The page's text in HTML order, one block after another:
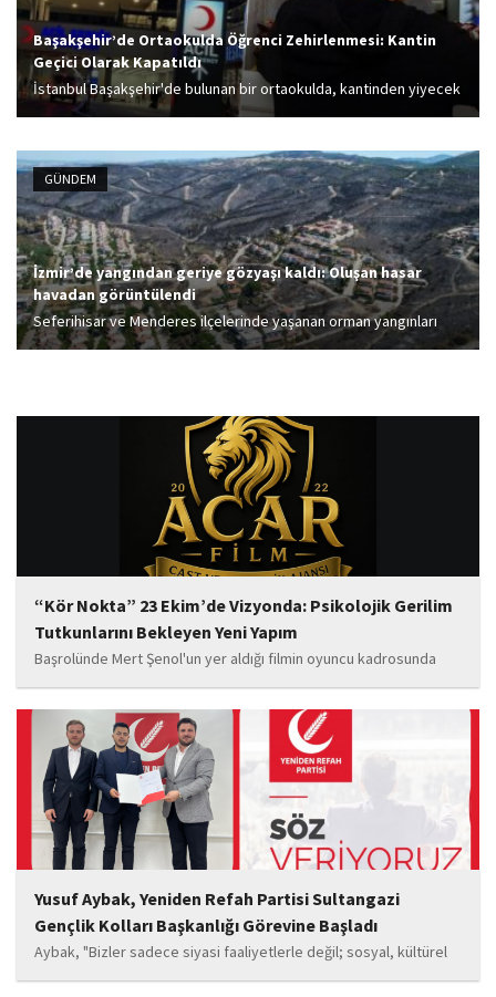
Başakşehir’de Ortaokulda Öğrenci Zehirlenmesi: Kantin
Geçici Olarak Kapatıldı
İstanbul Başakşehir'de bulunan bir ortaokulda, kantinden yiyecek
ve içecek alan yaklaşık 30 öğrenci zehirlenme şüphesiyle
ve baş dönmesi şikayetleri yaşayan çocukların tedavileri
sürerken,...
GÜNDEM
İzmir’de yangından geriye gözyaşı kaldı: Oluşan hasar
havadan görüntülendi
Seferihisar ve Menderes ilçelerinde yaşanan orman yangınları
sonrası oluşan hasar, havadan çekilen fotoğraflarla net bir şekilde
“Kör Nokta” 23 Ekim’de Vizyonda: Psikolojik Gerilim
Tutkunlarını Bekleyen Yeni Yapım
Başrolünde Mert Şenol'un yer aldığı filmin oyuncu kadrosunda
Esma Kıyanç, Ayşe Aktaş, Berna Kıyanç, Gökay Alpaslan Şahin,
Sema Yaldıran, Sıla Altıntaş, İsmail Akkoç, Celal Acar ve çocuk
oyuncu Görkem Akyol...
Yusuf Aybak, Yeniden Refah Partisi Sultangazi
Gençlik Kolları Başkanlığı Görevine Başladı
Aybak, "Bizler sadece siyasi faaliyetlerle değil; sosyal, kültürel
ve manevi değerleri güçlendiren çalışmalarla da gençlerimizin